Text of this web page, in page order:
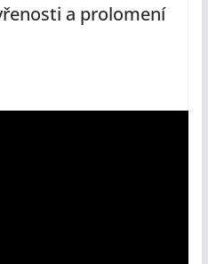
a prolomení